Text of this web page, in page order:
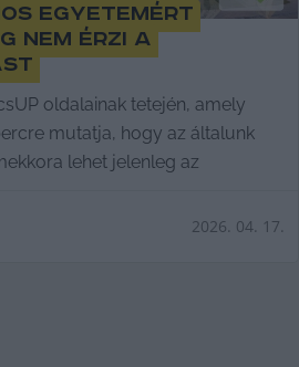
Egyetemért
nem érzi a
oldalainak tetején, amely
mutatja, hogy az általunk
lehet jelenleg az
2026. 04. 17.